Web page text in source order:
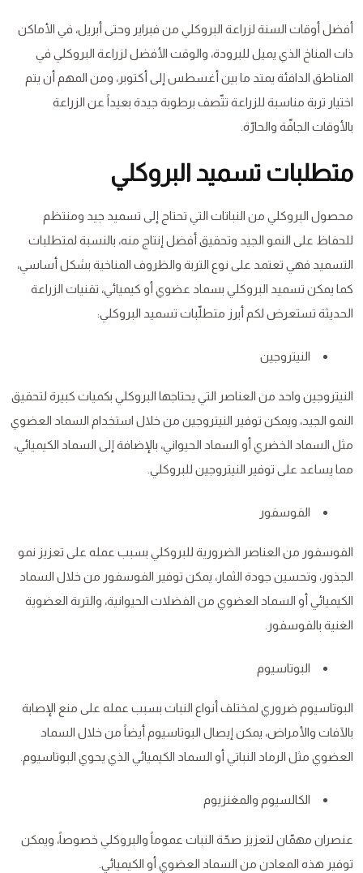
أفضل أوقات السنة لزراعة البروكلي من فبراير وحتى أبريل، في الأماكن
ذات المناخ الذي يميل للبرودة، والوقت الأفضل لزراعة البروكلي في
المناطق الدافئة يمتد ما بين أغسطس إلى أكتوبر، ومن المهم أن يتم
اختيار تربة مناسبة للزراعة تتّصف برطوبة جيدة بعيداً عن الزراعة
بالأوقات الجافّة والحارّة.
متطلبات تسميد البروكلي
محصول البروكلي من النباتات التي تحتاج إلى تسميد جيد ومنتظم
للحفاظ على النمو الجيد وتحقيق أفضل إنتاج منه، بالنسبة لمتطلبات
التسميد فهي تعتمد على نوع التربة والظروف المناخية بشكل أساسي،
كما يمكن تسميد البروكلي بسماد عضوي أو كيميائي، تقنيات الزراعة
الحديثة تستعرض لكم أبرز متطلّبات تسميد البروكلي:
النيتروجين
النيتروجين واحد من العناصر التي يحتاجها البروكلي بكميات كبيرة لتحقيق
النمو الجيد، ويمكن توفير النيتروجين من خلال استخدام السماد العضوي
مثل السماد الخضري أو السماد الحيواني، بالإضافة إلى السماد الكيميائي،
مما يساعد على توفير النيتروجين للبروكلي.
الفوسفور
الفوسفور من العناصر الضرورية للبروكلي بسبب عمله على تعزيز نمو
الجذور، وتحسين جودة الثمار، يمكن توفير الفوسفور من خلال السماد
الكيميائي أو السماد العضوي من الفضلات الحيوانية، والتربة العضوية
الغنية بالفوسفور.
البوتاسيوم
البوتاسيوم ضروري لمختلف أنواع النبات بسبب عمله على منع الإصابة
بالآفات والأمراض، يمكن إيصال البوتاسيوم أيضاً من خلال السماد
العضوي مثل الرماد النباتي أو السماد الكيميائي الذي يحوي البوتاسيوم.
الكالسيوم والمغنزيوم
عنصران مهمّان لتعزيز صحّة النبات عموماً والبروكلي خصوصاً، ويمكن
توفير هذه المعادن من السماد العضوي أو الكيميائي.